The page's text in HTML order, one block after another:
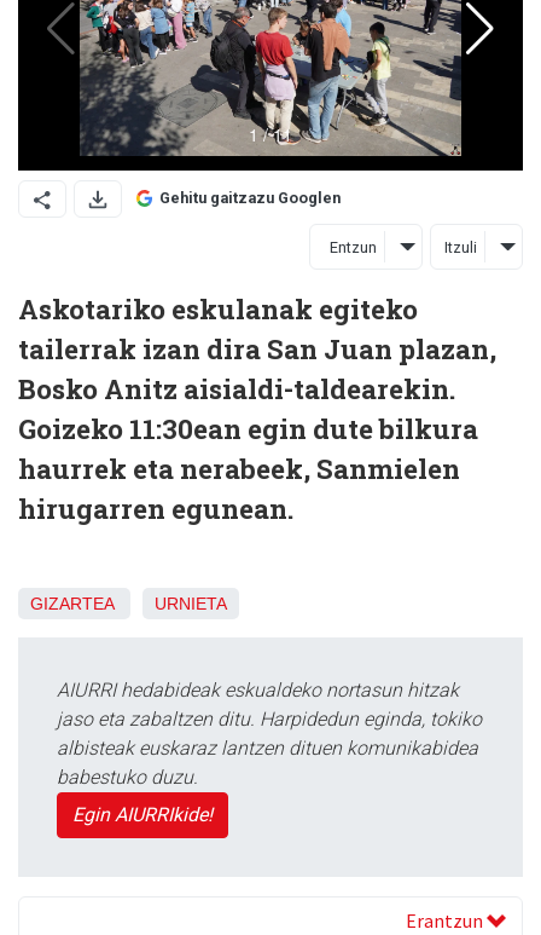
Gehitu gaitzazu Googlen
Entzun Itzuli
Askotariko eskulanak egiteko
tailerrak izan dira San Juan plazan,
Bosko Anitz aisialdi-taldearekin.
Goizeko 11:30ean egin dute bilkura
haurrek eta nerabeek, Sanmielen
hirugarren egunean.
GIZARTEA URNIETA
AIURRI hedabideak eskualdeko nortasun hitzak
jaso eta zabaltzen ditu. Harpidedun eginda, tokiko
albisteak euskaraz lantzen dituen komunikabidea
babestuko duzu.
Egin AIURRIkide!
Erantzun